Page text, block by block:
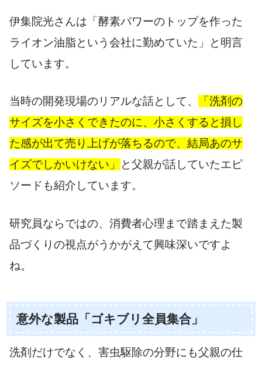
伊集院光さんは「酵素パワーのトップを作った
ライオン油脂という会社に勤めていた」と明言
しています。
当時の開発現場のリアルな話として、
「洗剤の
サイズを小さくできたのに、小さくすると損し
た感が出て売り上げが落ちるので、結局あのサ
イズでしかいけない」
と父親が話していたエピ
ソードも紹介しています。
研究員ならではの、消費者心理まで踏まえた製
品づくりの視点がうかがえて興味深いですよ
ね。
意外な製品「ゴキブリ全員集合」
洗剤だけでなく、害虫駆除の分野にも父親の仕